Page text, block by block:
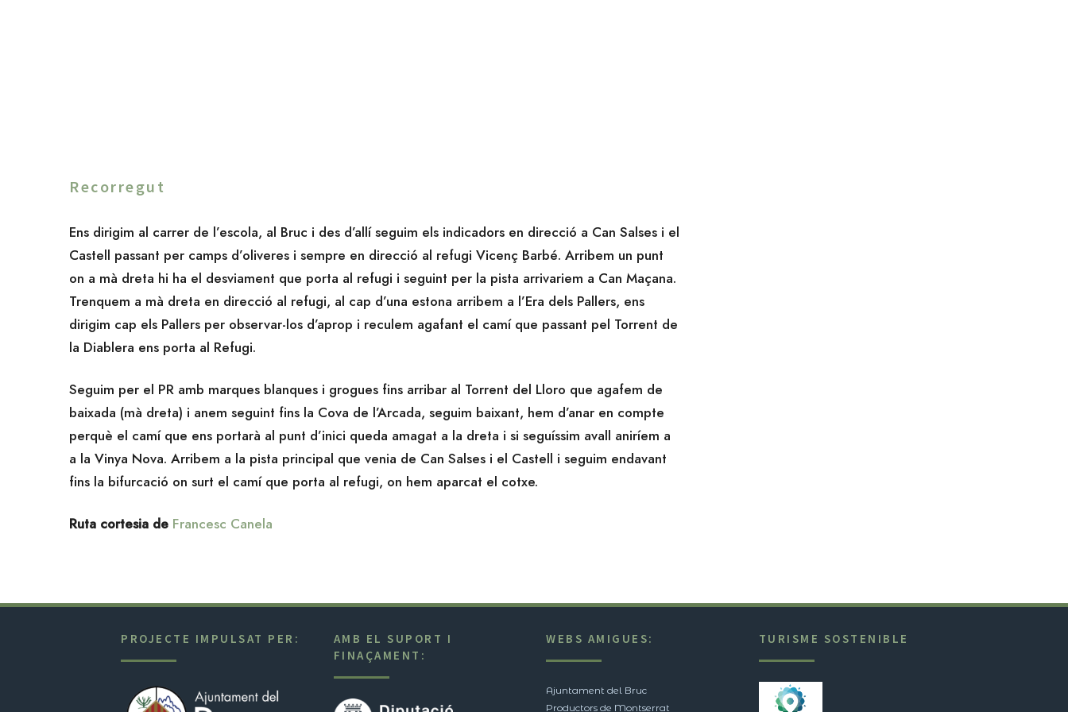
Recorregut
Ens dirigim al carrer de l’escola, al Bruc i des d’allí seguim els indicadors en direcció a Can Salses i el
Castell passant per camps d’oliveres i sempre en direcció al refugi Vicenç Barbé. Arribem un punt
on a mà dreta hi ha el desviament que porta al refugi i seguint per la pista arrivariem a Can Maçana.
Trenquem a mà dreta en direcció al refugi, al cap d’una estona arribem a l’Era dels Pallers, ens
dirigim cap els Pallers per observar-los d’aprop i reculem agafant el camí que passant pel Torrent de
la Diablera ens porta al Refugi.
Seguim per el PR amb marques blanques i grogues fins arribar al Torrent del Lloro que agafem de
baixada (mà dreta) i anem seguint fins la Cova de l’Arcada, seguim baixant, hem d’anar en compte
perquè el camí que ens portarà al punt d’inici queda amagat a la dreta i si seguíssim avall aniríem a
a la Vinya Nova. Arribem a la pista principal que venia de Can Salses i el Castell i seguim endavant
fins la bifurcació on surt el camí que porta al refugi, on hem aparcat el cotxe.
Ruta cortesia de Francesc Canela
PROJECTE IMPULSAT PER:
AMB EL SUPORT I
FINAÇAMENT:
WEBS AMIGUES:
Ajuntament del Bruc
Productors de Montserrat
TURISME SOSTENIBLE